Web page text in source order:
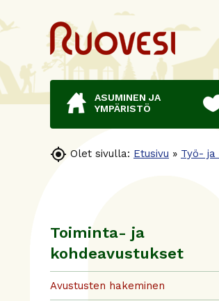
ASUMINEN JA
YMPÄRISTÖ
 Olet sivulla: Etusivu » Työ-
Toiminta- ja
kohdeavustukset
Avustusten hakeminen